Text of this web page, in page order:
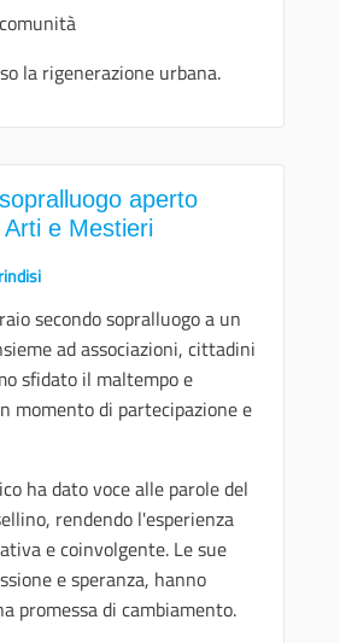
la rigenerazione urbana.
aperto
e Mestieri
secondo sopralluogo a un
ad associazioni, cittadini
sfidato il maltempo e
momento di partecipazione e
ha dato voce alle parole del
rendendo l'esperienza
e coinvolgente. Le sue
e speranza, hanno
promessa di cambiamento.